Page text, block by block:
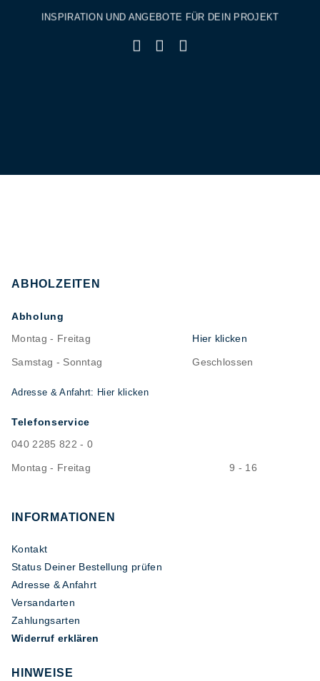
INSPIRATION UND ANGEBOTE FÜR DEIN PROJEKT
ABHOLZEITEN
Abholung
Montag - Freitag
Hier klicken
Samstag - Sonntag Geschlossen
Adresse & Anfahrt: Hier klicken
Telefonservice
040 2285 822 - 0
Montag - Freitag 9 - 16
INFORMATIONEN
Kontakt
Status Deiner Bestellung prüfen
Adresse & Anfahrt
Versandarten
Zahlungsarten
Widerruf erklären
HINWEISE